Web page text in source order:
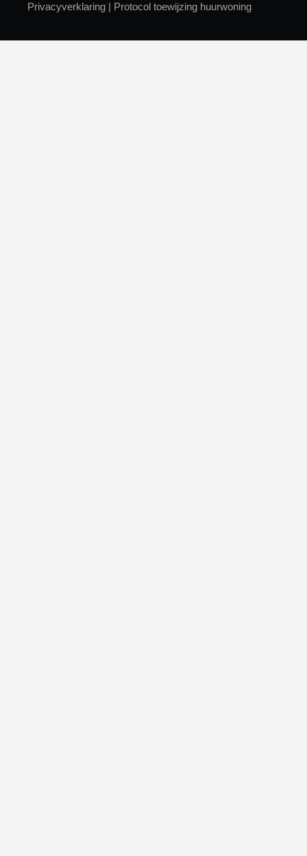
Privacyverklaring | Protocol toewijzing huurwoning